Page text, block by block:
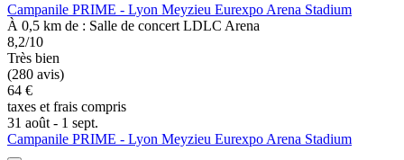
Campanile PRIME - Lyon Meyzieu Eurexpo Arena Stadium
À 0,5 km de : Salle de concert LDLC Arena
8,2/10
Très bien
(280 avis)
64 €
taxes et frais compris
31 août - 1 sept.
Campanile PRIME - Lyon Meyzieu Eurexpo Arena Stadium